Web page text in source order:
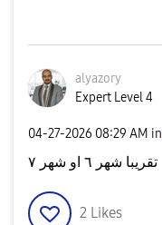
alyazory
Expert Level 4
‎04-27-2026 08:29 AM in
تقريبا شهر ٦ او شهر ٧
2 Likes